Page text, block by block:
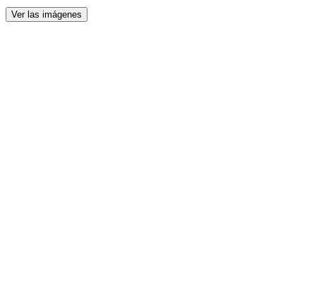
Ver las imágenes